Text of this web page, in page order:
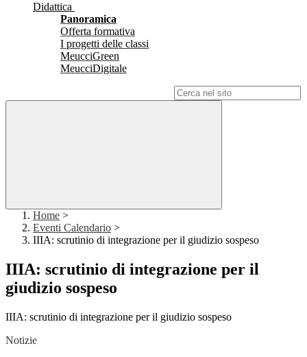
Didattica
Panoramica
Offerta formativa
I progetti delle classi
MeucciGreen
MeucciDigitale
Home >
Eventi Calendario >
IIIA: scrutinio di integrazione per il giudizio sospeso
IIIA: scrutinio di integrazione per il
giudizio sospeso
IIIA: scrutinio di integrazione per il giudizio sospeso
Notizie